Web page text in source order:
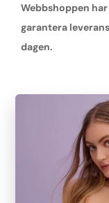
Webbshoppen
garantera
dagen.